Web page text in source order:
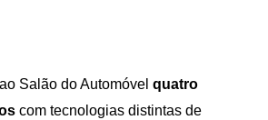
Salão do Automóvel quatro
com tecnologias distintas de